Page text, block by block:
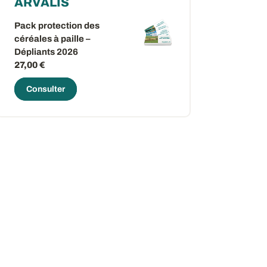
Pack protection des
céréales à paille –
Dépliants 2026
27,00 €
Consulter